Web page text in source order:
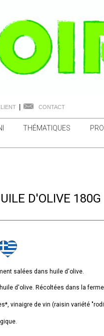
CONTACT
THÉMATIQUES
D'OLIVE 180G
salées dans huile d'olive.
d'olive. Récoltées dans la
vinaigre de vin (raisin variété